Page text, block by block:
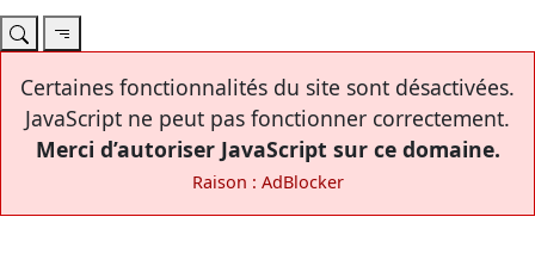
Certaines fonctionnalités du site sont désactivées.
JavaScript ne peut pas fonctionner correctement.
Merci d’autoriser JavaScript sur ce domaine.
Raison : AdBlocker